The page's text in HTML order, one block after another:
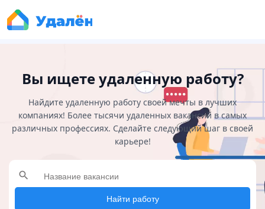
Вы ищете удаленную работу?
Найдите удаленную работу своей мечты в лучших
компаниях! Более тысячи удаленных вакансий в самых
различных профессиях. Сделайте следующий шаг в своей
карьере!
search
Найти работу